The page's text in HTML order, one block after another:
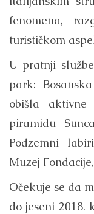
fenomena,
turističkom
U pratnji
park:
obišla aktivne
piramidu
Podzemni
Muzej
Očekuje se da
do jeseni 2018.